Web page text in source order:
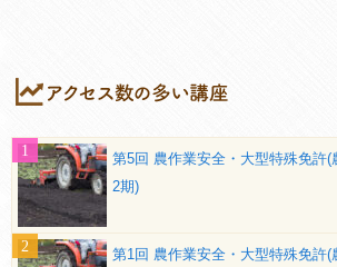
第5回 農作業安全・大型特殊免許
2期)
第1回 農作業安全・大型特殊免許